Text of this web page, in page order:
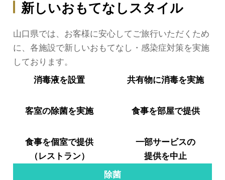
新しいおもてなしスタイル
山口県では、お客様に安心してご旅行いただくため
に、各施設で新しいおもてなし・感染症対策を実施
しております。
消毒液を設置 共有物に消毒を実施
客室の除菌を実施 食事を部屋で提供
食事を個室で提供
（レストラン）
一部サービスの
提供を中止
除菌